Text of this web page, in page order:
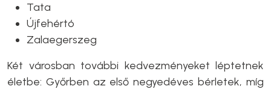
Tata
Újfehértó
Zalaegerszeg
Két városban további kedvezményeket léptetnek
életbe: Győrben az első negyedéves bérletek, míg